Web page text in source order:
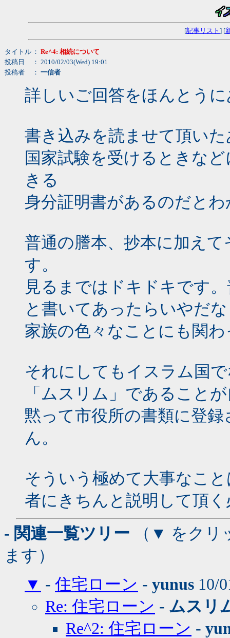
[記事リスト ] [
タイトル ： Re^4: 相続について
投稿日
： 2010/02/03(Wed) 19:01
投稿者
： 一信者
詳しいご回答をほんとう
書き込みを読ませて頂い
国家試験を受けるときな
きる
身分証明書があるのだと
普通の謄本、抄本に加え
す。
見るまではドキドキです
と書いてあったらいやだ
家族の色々なことにも関
それにしてもイスラム国
「ムスリム」であること
黙って市役所の書類に登
ん。
そういう極めて大事なこ
者にきちんと説明して頂
- 関連一覧ツリー （▼ をクリ
ます）
▼ - 住宅ローン - yunus 10/
Re: 住宅ローン - ムスリ
Re^2: 住宅ローン -